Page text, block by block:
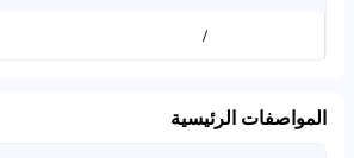
/
المواصفات الرئيسية